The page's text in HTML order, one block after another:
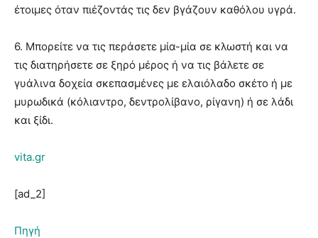
έτοιμες όταν πιέζοντάς τις δεν βγάζουν καθόλου υγρά.
6. Μπορείτε να τις περάσετε μία-μία σε κλωστή και να
τις διατηρήσετε σε ξηρό μέρος ή να τις βάλετε σε
γυάλινα δοχεία σκεπασμένες με ελαιόλαδο σκέτο ή με
μυρωδικά (κόλιαντρο, δεντρολίβανο, ρίγανη) ή σε λάδι
και ξίδι.
vita.gr
[ad_2]
Πηγή